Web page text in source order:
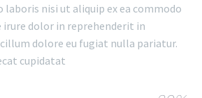
nisi ut aliquip ex ea commodo
irure dolor in reprehenderit in
dolore eu fugiat nulla pariatur.
cupidatat